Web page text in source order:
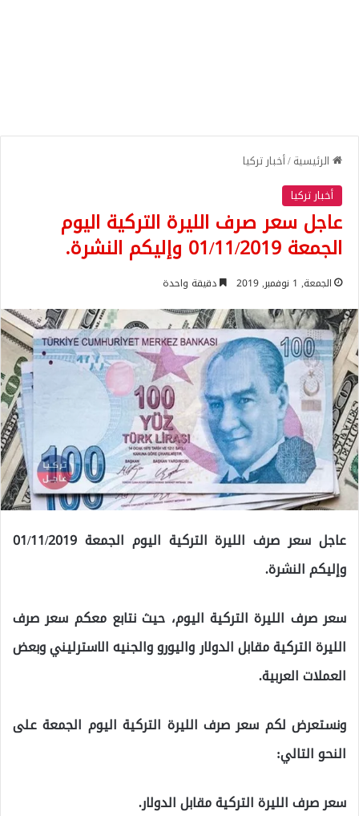
الرئيسية/أخبار تركيا
أخبار تركيا
عاجل سعر صرف الليرة التركية اليوم
الجمعة 01/11/2019 وإليكم النشرة.
الجمعة, 1 نوفمبر, 2019 دقيقة واحدة
عاجل سعر صرف الليرة التركية اليوم الجمعة 01/11/2019
وإليكم النشرة.
سعر صرف الليرة التركية اليوم، حيث نتابع معكم سعر صرف
الليرة التركية مقابل الدولار واليورو والجنيه الاسترليني وبعض
العملات العربية.
ونستعرض لكم سعر صرف الليرة التركية اليوم الجمعة على
النحو التالي:
سعر صرف الليرة التركية مقابل الدولار.